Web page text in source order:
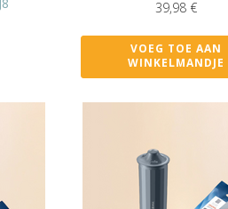
39,98 €
VOEG TOE AAN
WINKELMANDJE